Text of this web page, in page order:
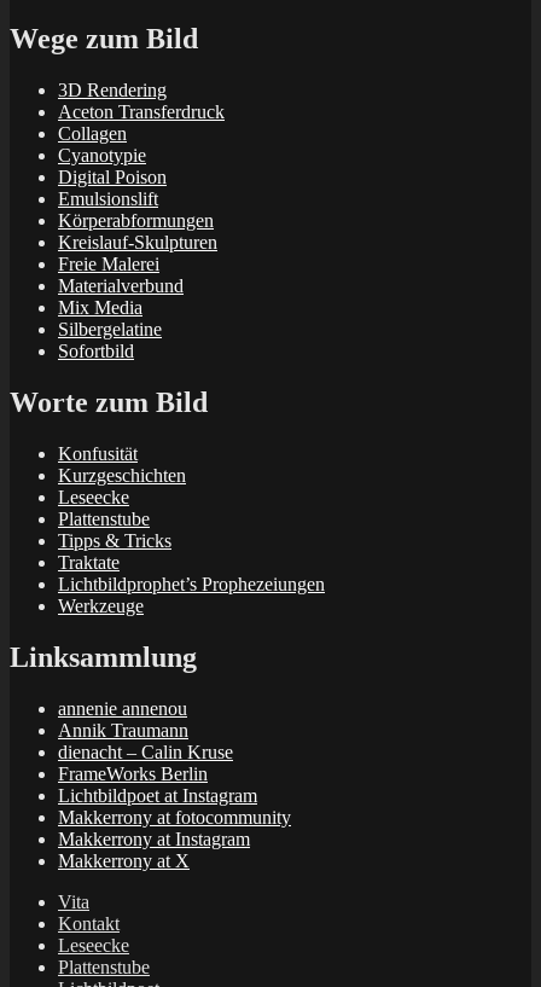
Wege zum Bild
3D Rendering
Aceton Transferdruck
Collagen
Cyanotypie
Digital Poison
Emulsionslift
Körperabformungen
Kreislauf-Skulpturen
Freie Malerei
Materialverbund
Mix Media
Silbergelatine
Sofortbild
Worte zum Bild
Konfusität
Kurzgeschichten
Leseecke
Plattenstube
Tipps & Tricks
Traktate
Lichtbildprophet’s Prophezeiungen
Werkzeuge
Linksammlung
annenie annenou
Annik Traumann
dienacht – Calin Kruse
FrameWorks Berlin
Lichtbildpoet at Instagram
Makkerrony at fotocommunity
Makkerrony at Instagram
Makkerrony at X
Vita
Kontakt
Leseecke
Plattenstube